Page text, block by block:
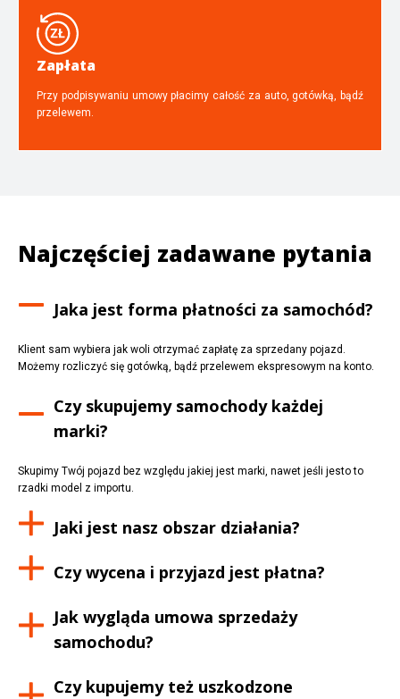
Zapłata
Przy podpisywaniu umowy płacimy całość za auto, gotówką, bądź
przelewem.
Najczęściej zadawane pytania
Jaka jest forma płatności za samochód?
Klient sam wybiera jak woli otrzymać zapłatę za sprzedany pojazd.
Możemy rozliczyć się gotówką, bądź przelewem ekspresowym na konto.
Czy skupujemy samochody każdej
marki?
Skupimy Twój pojazd bez względu jakiej jest marki, nawet jeśli jesto to
rzadki model z importu.
Jaki jest nasz obszar działania?
Czy wycena i przyjazd jest płatna?
Jak wygląda umowa sprzedaży
samochodu?
Czy kupujemy też uszkodzone